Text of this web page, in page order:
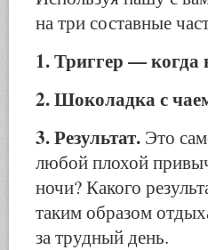
на три составные
1. Триггер — когда
2. Шоколадка с
3. Результат. Это
любой плохой
ночи? Какого
таким образом
за трудный день.